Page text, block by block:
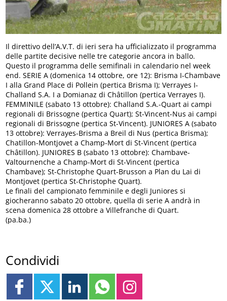
Il direttivo dell’A.V.T. di ieri sera ha ufficializzato il programma
delle partite decisive nelle tre categorie ancora in ballo.
Questo il programma delle semifinali in calendario nel week
end. SERIE A (domenica 14 ottobre, ore 12): Brisma I-Chambave
I alla Grand Place di Pollein (pertica Brisma I); Verrayes I-
Challand S.A. I a Domianaz di Châtillon (pertica Verrayes I).
FEMMINILE (sabato 13 ottobre): Challand S.A.-Quart ai campi
regionali di Brissogne (pertica Quart); St-Vincent-Nus ai campi
regionali di Brissogne (pertica St-Vincent). JUNIORES A (sabato
13 ottobre): Verrayes-Brisma a Breil di Nus (pertica Brisma);
Chatillon-Montjovet a Champ-Mort di St-Vincent (pertica
Châtillon). JUNIORES B (sabato 13 ottobre): Chambave-
Valtournenche a Champ-Mort di St-Vincent (pertica
Chambave); St-Christophe Quart-Brusson a Plan du Lai di
Montjovet (pertica St-Christophe Quart).
Le finali del campionato femminile e degli Juniores si
giocheranno sabato 20 ottobre, quella di serie A andrà in
scena domenica 28 ottobre a Villefranche di Quart.
(pa.ba.)
Condividi